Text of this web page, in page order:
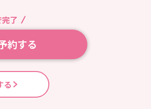
了
約する
る